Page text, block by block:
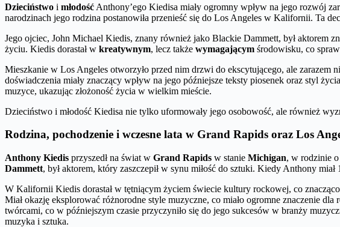
Dzieciństwo i młodość Anthony’ego Kiedisa miały ogromny wpływ na jego rozwój
narodzinach jego rodzina postanowiła przenieść się do Los Angeles w Kalifornii. Ta
Jego ojciec, John Michael Kiedis, znany również jako Blackie Dammett, był aktorem
życiu. Kiedis dorastał w kreatywnym, lecz także wymagającym środowisku, co
Mieszkanie w Los Angeles otworzyło przed nim drzwi do ekscytującego, ale zarazem
doświadczenia miały znaczący wpływ na jego późniejsze teksty piosenek oraz styl
muzyce, ukazując złożoność życia w wielkim mieście.
Dzieciństwo i młodość Kiedisa nie tylko uformowały jego osobowość, ale również
Rodzina, pochodzenie i wczesne lata w Grand Rapids oraz Los
Anthony Kiedis przyszedł na świat w Grand Rapids w stanie Michigan, w rodzinie
Dammett, był aktorem, który zaszczepił w synu miłość do sztuki. Kiedy Anthony
W Kalifornii Kiedis dorastał w tętniącym życiem świecie kultury rockowej, co
Miał okazję eksplorować różnorodne style muzyczne, co miało ogromne znaczenie
twórcami, co w późniejszym czasie przyczyniło się do jego sukcesów w branży
muzyka i sztuka.